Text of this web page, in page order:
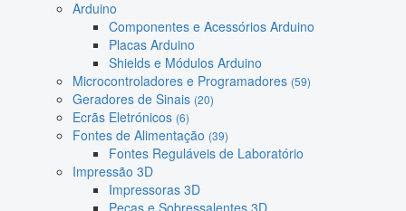
Arduino
Componentes e Acessórios Arduino
Placas Arduino
Shields e Módulos Arduino
Microcontroladores e Programadores (59)
Geradores de Sinais (20)
Ecrãs Eletrónicos (6)
Fontes de Alimentação (39)
Fontes Reguláveis de Laboratório
Impressão 3D
Impressoras 3D
Peças e Sobressalentes 3D